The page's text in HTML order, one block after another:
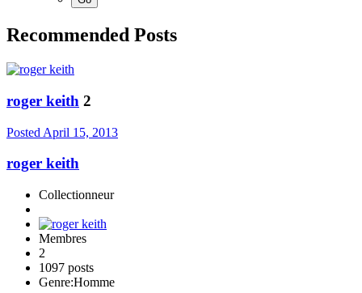
Recommended Posts
roger keith 2
Posted April 15, 2013
roger keith
Collectionneur
Membres
2
1097 posts
Genre:Homme